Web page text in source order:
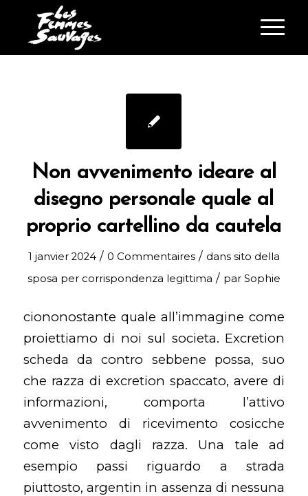
Non avvenimento ideare al
disegno personale quale al
proprio cartellino da cautela
1 janvier 2024 / 0 Commentaires / dans sito della
sposa per corrispondenza legittima / par Sophie
ciononostante quale all’immagine come
proiettiamo di noi sul societa. Excretion
scheda da contro sebbene possa, suo
che razza di excretion spaccato, avere di
informazioni, comporta l’attivo
avvenimento di ricevimento cosicche
come visto dagli razza. Una tale ad
esempio passi riguardo a strada
piuttosto, argentin in assenza di nessuna